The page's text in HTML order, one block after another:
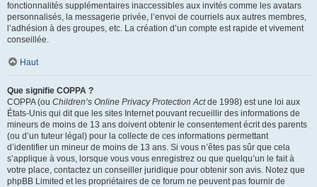
fonctionnalités supplémentaires inaccessibles aux invités comme les avatars
personnalisés, la messagerie privée, l’envoi de courriels aux autres membres,
l’adhésion à des groupes, etc. La création d’un compte est rapide et vivement
conseillée.
Haut
Que signifie COPPA ?
COPPA (ou Children’s Online Privacy Protection Actde 1998) est une loi aux
États-Unis qui dit que les sites Internet pouvant recueillir des informations de
mineurs de moins de 13 ans doivent obtenir le consentement écrit des parents
(ou d’un tuteur légal) pour la collecte de ces informations permettant
d’identifier un mineur de moins de 13 ans. Si vous n’êtes pas sûr que cela
s’applique à vous, lorsque vous vous enregistrez ou que quelqu’un le fait à
votre place, contactez un conseiller juridique pour obtenir son avis. Notez que
phpBB Limited et les propriétaires de ce forum ne peuvent pas fournir de